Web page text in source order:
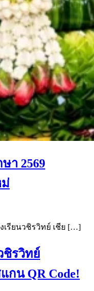
า 2569
ม่
เรียนวชิรวิทย์ เชีย […]
ชิรวิทย์
กน QR Code!